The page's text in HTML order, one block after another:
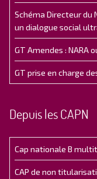
Schéma Directeur du
un dialogue social
GT Amendes : NARA
GT prise en charge
Depuis les CAPN
Cap nationale B
CAP de non